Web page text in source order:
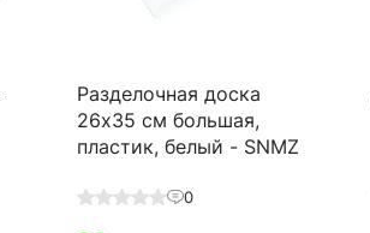
Разделочная доска
26х35 см большая,
пластик, белый - SNMZ
0